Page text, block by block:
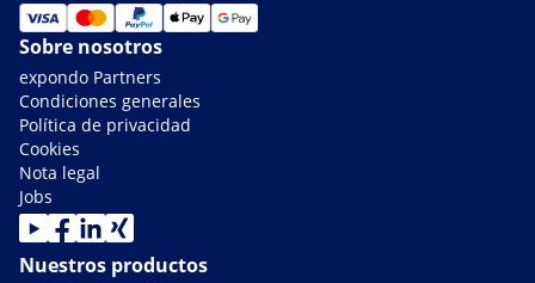
Sobre nosotros
expondo Partners
Condiciones generales
Política de privacidad
Cookies
Nota legal
Jobs
Nuestros productos